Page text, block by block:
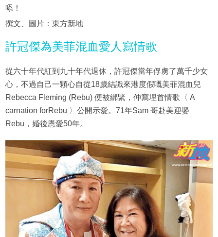
㖭！
撰文、圖片：東方新地
許冠傑為美菲混血愛人寫情歌
從六十年代紅到九十年代退休，許冠傑當年俘虜了萬千少女
心，不過自己一顆心自從18歲結識來港度假嘅美菲混血兒
Rebecca Fleming (Rebu) 便被綁緊，仲寫埋首情歌〈 A
carnation forRebu 〉公開示愛。71年Sam 哥赴美迎娶
Rebu，婚後恩愛50年。